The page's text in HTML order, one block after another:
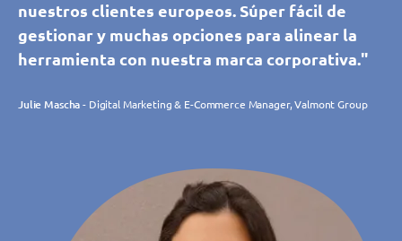
nuestros clientes europeos. Súper fácil de
gestionar y muchas opciones para alinear la
herramienta con nuestra marca corporativa."
Julie Mascha - Digital Marketing & E-Commerce Manager, Valmont Group